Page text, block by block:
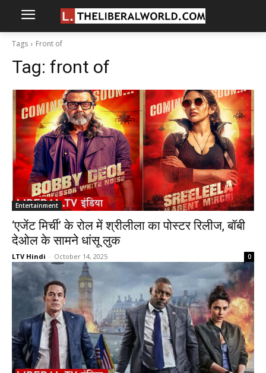
Tags Front of
Tag: front of
Entertainment
‘एजेंट मिर्ची’ के रोल में श्रीलीला का पोस्टर रिलीज, बॉबी
देओल के सामने धांसू लुक
LTV Hindi - October 14, 2025 0